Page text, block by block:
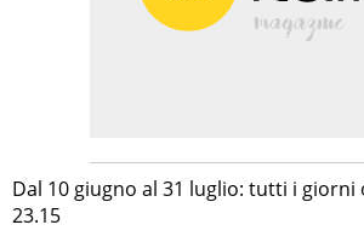
Dal 10 giugno al 31 luglio: tutti i giorni
23.15